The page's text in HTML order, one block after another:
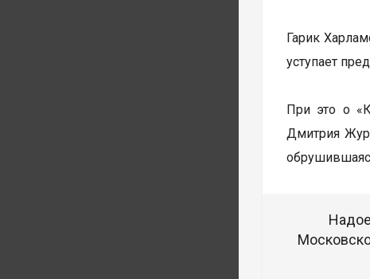
Гарик
уступает
При это о
Дмитрия